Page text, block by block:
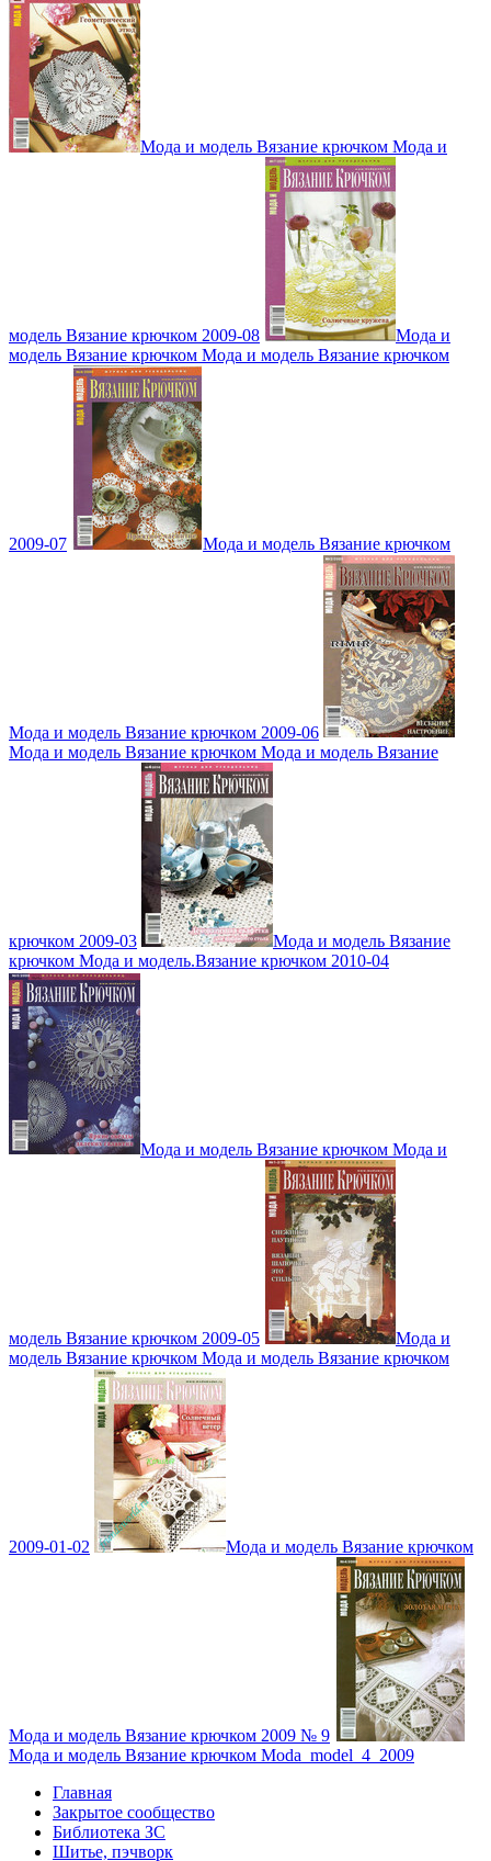
Мода и модель Вязание крючком Мода и
модель Вязание крючком 2009-08
Мода и
модель Вязание крючком Мода и модель Вязание крючком
2009-07 Мода и модель Вязание крючком
Мода и модель Вязание крючком 2009-06
Мода и модель Вязание крючком Мода и модель Вязание
крючком 2009-03
Мода и модель Вязание
крючком Мода и модель.Вязание крючком 2010-04
Мода и модель Вязание крючком Мода и
модель Вязание крючком 2009-05
Мода и
модель Вязание крючком Мода и модель Вязание крючком
2009-01-02 Мода и модель Вязание крючком
Мода и модель Вязание крючком 2009 № 9
Мода и модель Вязание крючком Moda_model_4_2009
Главная
Закрытое сообщество
Библиотека ЗС
Шитье, пэчворк